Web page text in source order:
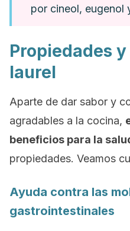
por cineol, eugenol
Propiedades
laurel
Aparte de dar sabor y
agradables a la cocina,
beneficios para la
propiedades. Veamos
Ayuda contra las
gastrointestinales